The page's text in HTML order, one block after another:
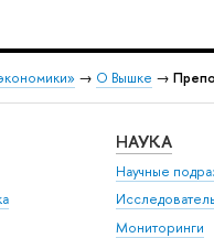
→ О Вышке →
НАУКА
Научные
Мониторинги